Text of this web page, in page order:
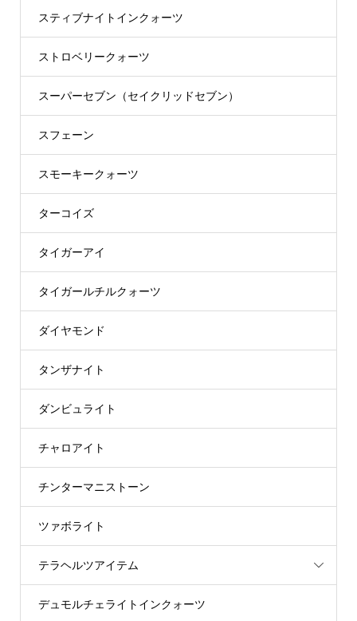
スティブナイトインクォーツ
ストロベリークォーツ
スーパーセブン（セイクリッドセブン）
スフェーン
スモーキークォーツ
ターコイズ
タイガーアイ
タイガールチルクォーツ
ダイヤモンド
タンザナイト
ダンビュライト
チャロアイト
チンターマニストーン
ツァボライト
テラヘルツアイテム
デュモルチェライトインクォーツ